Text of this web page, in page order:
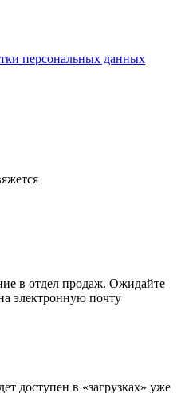
персональных данных
в отдел продаж. Ожидайте
электронную почту
доступен в «загрузках» уже